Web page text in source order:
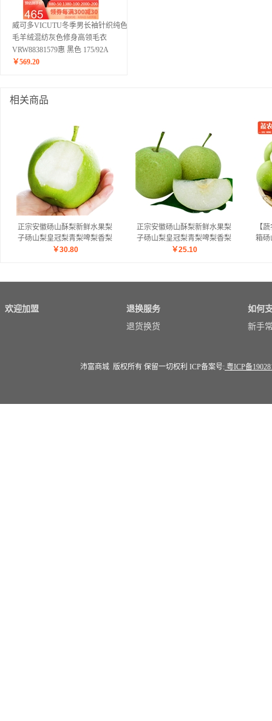
威可多VICUTU冬季男长袖针织纯色羊
毛羊绒混纺灰色修身高领毛衣
VRW88381579惠 黑色 175/92A
￥569.20
相关商品
正宗安徽砀山酥梨新鲜水果梨
子砀山梨皇冠梨青梨啤梨香梨
精品大果10斤装 水果 雪梨
￥30.80
正宗安徽砀山酥梨新鲜水果梨
子砀山梨皇冠梨青梨啤梨香梨
超值10斤装
￥25.10
【
箱砀
欢迎加盟
退换服务
退货换货
如何
新手
沛富商城 版权所有 保留一切权利 ICP备案号: 粤ICP备